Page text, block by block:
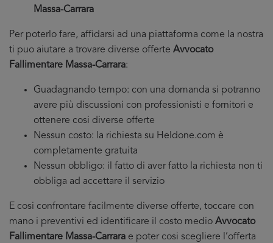
Massa-Carrara
Per poterlo fare, affidarsi ad una piattaforma come la nostra
ti puo aiutare a trovare diverse offerte Avvocato
Fallimentare Massa-Carrara:
Guadagnando tempo: con una domanda si potranno
avere più discussioni con professionisti e fornitori e
ottenere cosi diverse offerte
Nessun costo: la richiesta su Heldone.com è
completamente gratuita
Nessun obbligo: il fatto di aver fatto la richiesta non ti
obbliga ad accettare il servizio
E cosi confrontare facilmente diverse offerte, toccare con
mano i preventivi ed identificare il costo medio Avvocato
Fallimentare Massa-Carrara e poter cosi scegliere l’offerta